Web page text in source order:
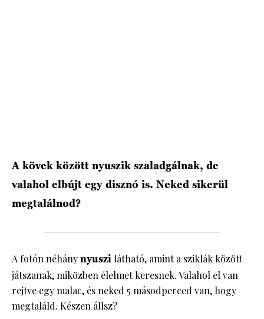
A kövek között nyuszik szaladgálnak, de
valahol elbújt egy disznó is. Neked sikerül
megtalálnod?
A fotón néhánynyuszi látható, amint a sziklák között
játszanak, miközben élelmet keresnek. Valahol el van
rejtve egy malac, és neked 5 másodperced van, hogy
megtaláld. Készen állsz?